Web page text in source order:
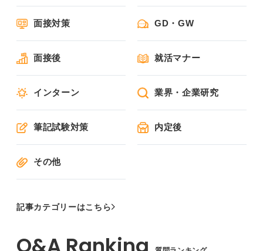
面接対策 GD・GW
面接後 就活マナー
インターン 業界・企業研究
筆記試験対策 内定後
その他
記事カテゴリーはこちら